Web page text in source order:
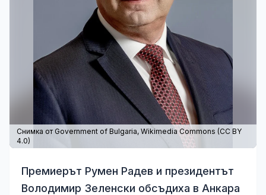
Снимка от Government of Bulgaria, Wikimedia Commons (CC BY
4.0)
Премиерът Румен Радев и президентът
Володимир Зеленски обсъдиха в Анкара